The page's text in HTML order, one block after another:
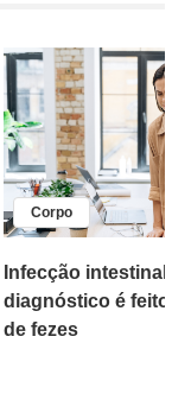
Corpo
Infecção intestinal
diagnóstico é feito
de fezes